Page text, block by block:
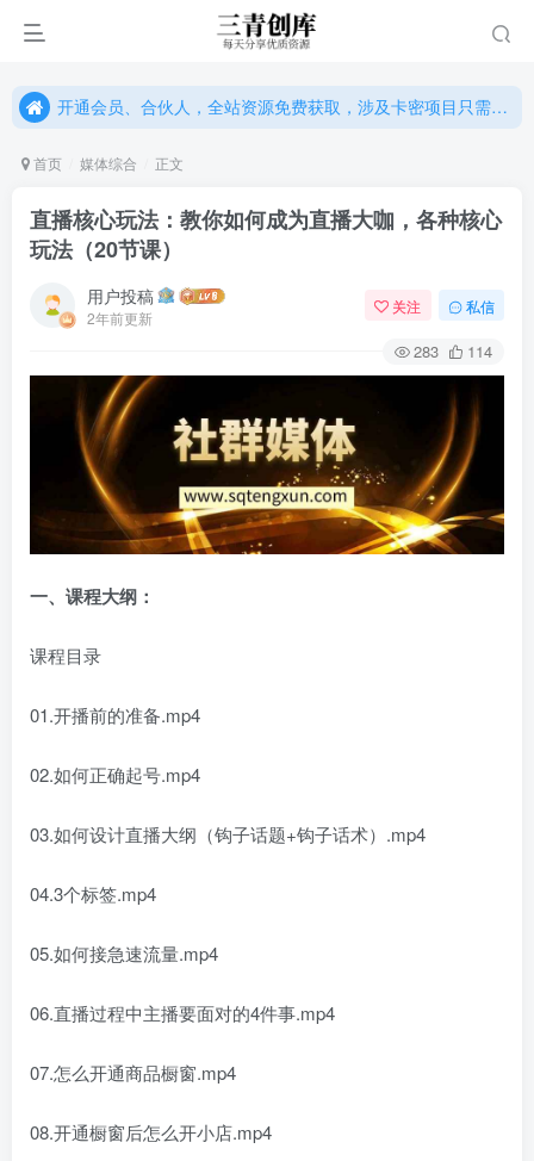
开通会员、合伙人，全站资源免费获取，涉及卡密项目只需单独购卡密（位置：网站右下悬浮按钮）
开通会员、合伙人，全站资源免费获取，涉及卡密项目只需单独购卡密（位置：网站右下悬浮按钮）
首页 媒体综合 正文
直播核心玩法：教你如何成为直播大咖，各种核心
玩法（20节课）
用户投稿
2年前更新
关注 私信
283 114
一、课程大纲：
课程目录
01.开播前的准备.mp4
02.如何正确起号.mp4
03.如何设计直播大纲（钩子话题+钩子话术）.mp4
04.3个标签.mp4
05.如何接急速流量.mp4
06.直播过程中主播要面对的4件事.mp4
07.怎么开通商品橱窗.mp4
08.开通橱窗后怎么开小店.mp4